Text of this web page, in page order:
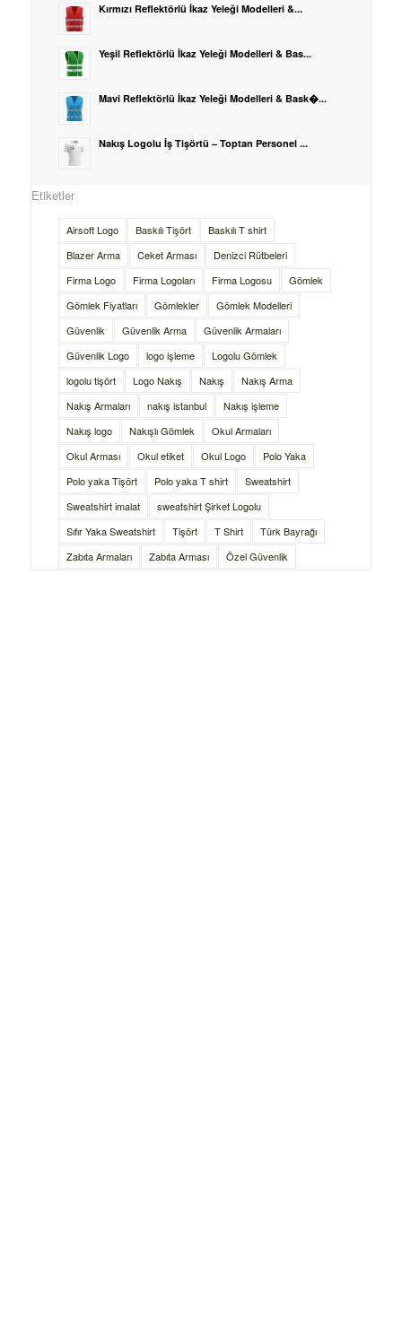
Kırmızı Reflektörlü İkaz Yeleği Modelleri &...
Yeşil Reflektörlü İkaz Yeleği Modelleri & Bas...
Mavi Reflektörlü İkaz Yeleği Modelleri & Bask�...
Nakış Logolu İş Tişörtü – Toptan Personel ...
Etiketler
Airsoft Logo Baskılı Tişört
Baskılı T shirt
Blazer Arma
Ceket Arması
Denizci Rütbeleri
Firma Logo
Firma Logoları Firma Logosu
Gömlek
Gömlek Fiyatları
Gömlekler
Gömlek Modelleri
Güvenlik
Güvenlik Arma
Güvenlik Armaları
Güvenlik Logo
logo işleme
Logolu Gömlek
logolu tişört
Logo Nakış Nakış
Nakış Arma
Nakış Armaları
nakış istanbul
Nakış işleme
Nakış logo
Nakışlı Gömlek
Okul Armaları
Okul Arması
Okul etiket Okul Logo
Polo Yaka
Polo yaka Tişört
Polo yaka T shirt
Sweatshirt
Sweatshirt imalat
sweatshirt Şirket Logolu
Sıfır Yaka Sweatshirt
Tişört T Shirt
Türk Bayrağı
Zabıta Armaları
Zabıta Arması Özel Güvenlik